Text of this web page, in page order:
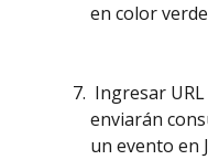
en color
Ingresar
enviarán
un evento en